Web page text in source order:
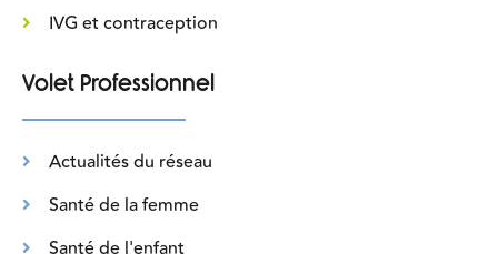
IVG et contraception
Volet Professionnel
Actualités du réseau
Santé de la femme
Santé de l'enfant